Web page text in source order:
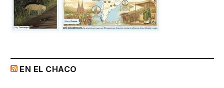
EN EL CHACO